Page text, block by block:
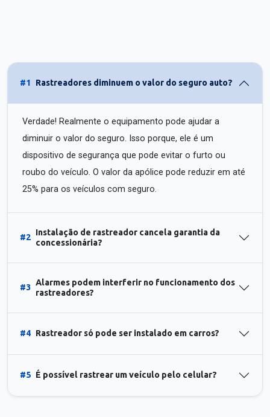
#1 Rastreadores diminuem o valor do seguro auto?
Verdade! Realmente o equipamento pode ajudar a
diminuir o valor do seguro. Isso porque, ele é um
dispositivo de segurança que pode evitar o furto ou
roubo do veículo. O valor da apólice pode reduzir em até
25% para os veículos com seguro.
#2
Instalação de rastreador cancela garantia da
concessionária?
#3
Alarmes podem interferir no funcionamento dos
rastreadores?
#4 Rastreador só pode ser instalado em carros?
#5 É possível rastrear um veículo pelo celular?